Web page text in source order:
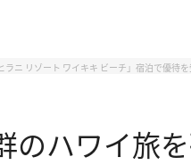
ニ リゾート ワイキキ ビーチ」宿泊で優待を
のハワイ旅